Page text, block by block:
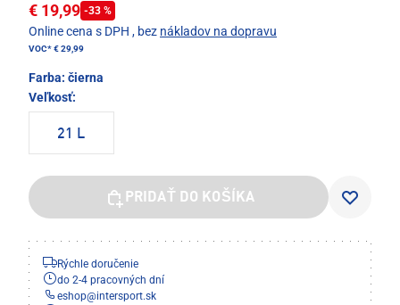
€ 19,99 -33 %
Online cena s DPH , bez nákladov na dopravu
VOC*€ 29,99
Farba: čierna
Veľkosť:
21 L
PRIDAŤ DO KOŠÍKA
Rýchle doručenie
do 2-4 pracovných dní
eshop@intersport.sk